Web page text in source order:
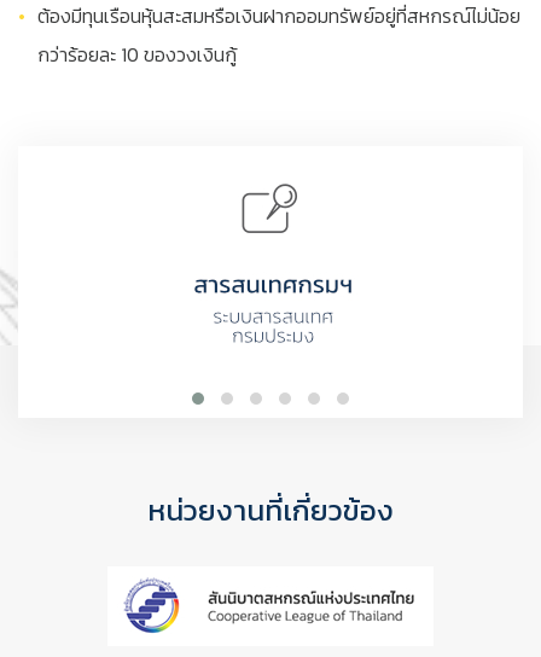
ต้องมีทุนเรือนหุ้นสะสมหรือเงินฝากออมทรัพย์อยู่ที่สหกรณ์ไม่น้อย
กว่าร้อยละ 10 ของวงเงินกู้
หน่วยงานที่เกี่ยวข้อง